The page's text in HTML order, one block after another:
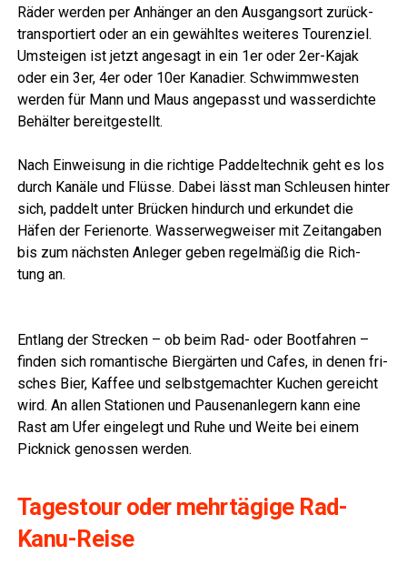
Räder wer­den per Anhän­ger an den Aus­gangs­ort zurück­
trans­por­tiert oder an ein gewähl­tes wei­te­res Tou­ren­ziel.
Umstei­gen ist jetzt ange­sagt in ein 1er oder 2er-Kajak
oder ein 3er, 4er oder 10er Kana­di­er. Schwimm­wes­ten
wer­den für Mann und Maus ange­passt und was­ser­dich­te
Behäl­ter bereitgestellt.
Nach Ein­wei­sung in die rich­ti­ge Pad­del­tech­nik geht es los
durch Kanä­le und Flüs­se. Dabei lässt man Schleu­sen hin­ter
sich, pad­delt unter Brü­cken hin­durch und erkun­det die
Häfen der Feri­en­or­te. Was­ser­weg­wei­ser mit Zeit­an­ga­ben
bis zum nächs­ten Anle­ger geben regel­mä­ßig die Rich­
tung an.
Ent­lang der Stre­cken – ob beim Rad- oder Boot­fah­ren –
fin­den sich roman­ti­sche Bier­gär­ten und Cafes, in denen fri­
sches Bier, Kaf­fee und selbst­ge­mach­ter Kuchen gereicht
wird. An allen Sta­tio­nen und Pau­sen­an­le­gern kann eine
Rast am Ufer ein­ge­legt und Ruhe und Wei­te bei einem
Pick­nick genos­sen werden.
Tages­tour oder mehr­tä­gi­ge Rad-
Kanu-Reise